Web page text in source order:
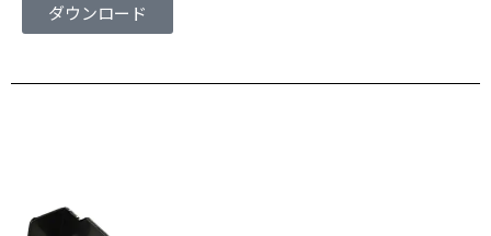
ダウンロード